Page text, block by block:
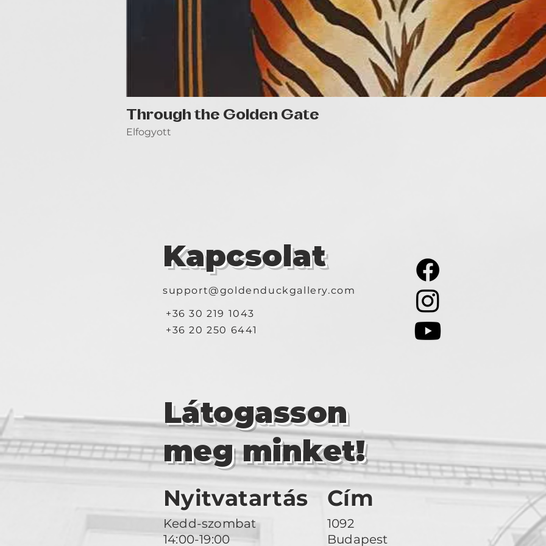
Through the Golden Gate
Elfogyott
Kapcsolat
support@goldenduckgallery.com
+36 30 219 1043
+36 20 250 6441
Látogasson
meg minket!
Nyitvatartás Cím
Kedd-szombat
14:00-19:00
1092
Budapest